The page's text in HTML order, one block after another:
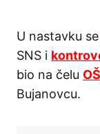
U nastavku
SNS i
bio na čelu
Bujanovcu.